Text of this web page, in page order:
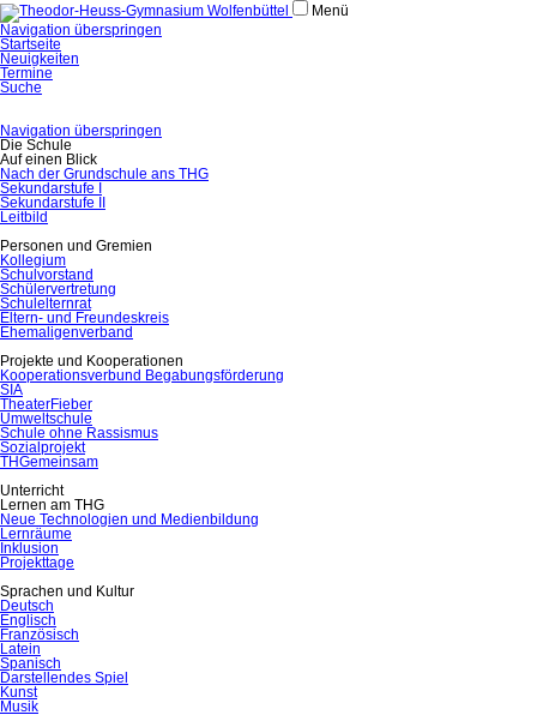
Menü
Navigation überspringen
Startseite
Neuigkeiten
Termine
Suche
Navigation überspringen
Die Schule
Auf einen Blick
Nach der Grundschule ans THG
Sekundarstufe I
Sekundarstufe II
Leitbild
Personen und Gremien
Kollegium
Schulvorstand
Schülervertretung
Schulelternrat
Eltern- und Freundeskreis
Ehemaligenverband
Projekte und Kooperationen
Kooperationsverbund Begabungsförderung
SIA
TheaterFieber
Umweltschule
Schule ohne Rassismus
Sozialprojekt
THGemeinsam
Unterricht
Lernen am THG
Neue Technologien und Medienbildung
Lernräume
Inklusion
Projekttage
Sprachen und Kultur
Deutsch
Englisch
Französisch
Latein
Spanisch
Darstellendes Spiel
Kunst
Musik